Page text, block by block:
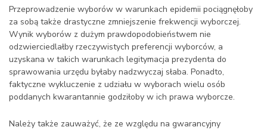
Przeprowadzenie wyborów w warunkach epidemii pociągnęłoby
za sobą także drastyczne zmniejszenie frekwencji wyborczej.
Wynik wyborów z dużym prawdopodobieństwem nie
odzwierciedlałby rzeczywistych preferencji wyborców, a
uzyskana w takich warunkach legitymacja prezydenta do
sprawowania urzędu byłaby nadzwyczaj słaba. Ponadto,
faktyczne wykluczenie z udziału w wyborach wielu osób
poddanych kwarantannie godziłoby w ich prawa wyborcze.
Należy także zauważyć, że ze względu na gwarancyjny